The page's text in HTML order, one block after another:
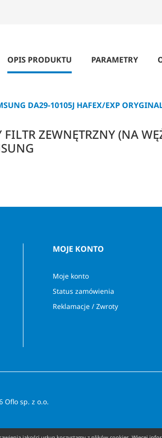
OPIS PRODUKTU PARAMETRY
DA29-10105J HAFEX/EXP
ZEWNĘTRZNY (NA
MOJE KONTO
Moje konto
Status zamówienia
Reklamacje / Zwroty
Oflo sp. z o.o.